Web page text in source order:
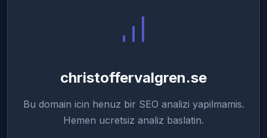
christoffervalgren.se
Bu domain icin henuz bir SEO analizi yapilmamis.
Hemen ucretsiz analiz baslatin.